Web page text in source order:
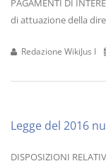
PAGAMENTI DI
di attuazione della
Redazione WikiJus I
Legge del 2016
DISPOSIZIONI